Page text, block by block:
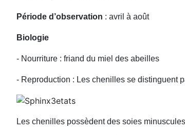
Période d’observation : avril à août
Biologie
- Nourriture : friand du miel des abeilles
- Reproduction : Les chenilles se distinguent
Les chenilles possèdent des soies